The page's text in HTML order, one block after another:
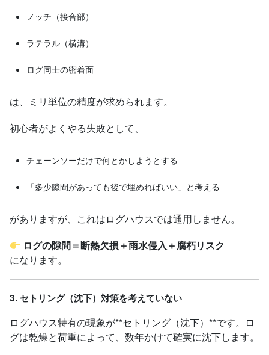
ノッチ（接合部）
ラテラル（横溝）
ログ同士の密着面
は、ミリ単位の精度が求められます。
初心者がよくやる失敗として、
チェーンソーだけで何とかしようとする
「多少隙間があっても後で埋めればいい」と考える
がありますが、これはログハウスでは通用しません。
ログの隙間＝断熱欠損＋雨水侵入＋腐朽リスク
になります。
3. セトリング（沈下）対策を考えていない
ログハウス特有の現象が**セトリング（沈下）**です。ロ
グは乾燥と荷重によって、数年かけて確実に沈下します。